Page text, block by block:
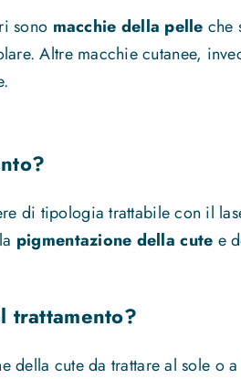
sono macchie della pelle che
Altre macchie cutanee,
di tipologia trattabile con il
pigmentazione della cute e
trattamento?
della cute da trattare al sole